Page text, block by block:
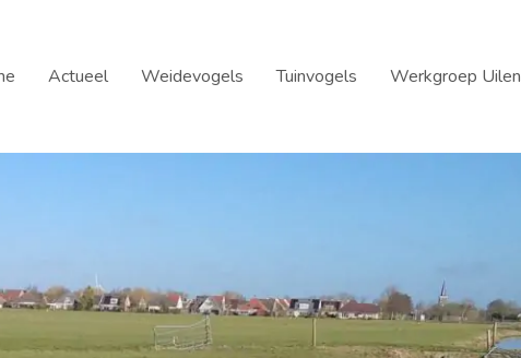
Actueel Weidevogels Tuinvogels Werkgroep Uilen